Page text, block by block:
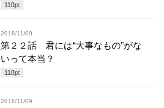
110pt
2018/11/09
第２２話 君には“大事なもの”がな
いって本当？
110pt
2018/11/09